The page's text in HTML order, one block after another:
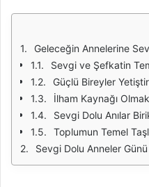
Geleceğin Annelerine
Sevgi ve Şefkatin
Güçlü Bireyler
İlham Kaynağı Olmak
Sevgi Dolu Anılar
Toplumun Temel
Sevgi Dolu Anneler Günü